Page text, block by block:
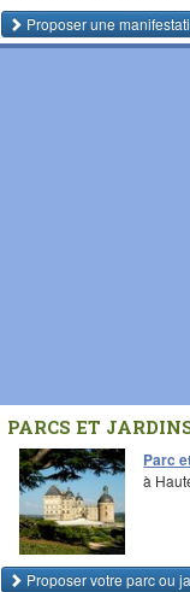
Proposer une
PARCS ET
Parc
à
Proposer votre parc ou